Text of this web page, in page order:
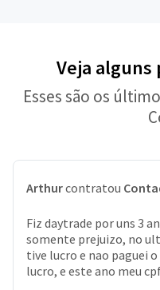
Veja alguns
Esses são os
Arthurcontratou
Fiz daytrade por uns 3
somente prejuizo, no
tive lucro e nao paguei
lucro, e este ano meu